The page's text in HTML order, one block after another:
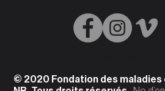
© 2020 Fondation des